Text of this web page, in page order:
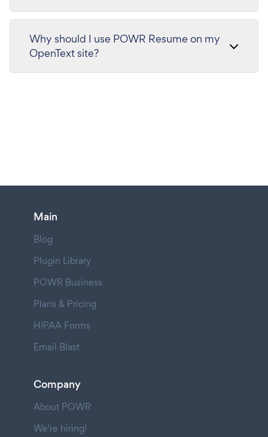
Why should I use POWR Resume on my
OpenText site?
Main
Blog
Plugin Library
POWR Business
Plans & Pricing
HIPAA Forms
Email Blast
Company
About POWR
We're hiring!